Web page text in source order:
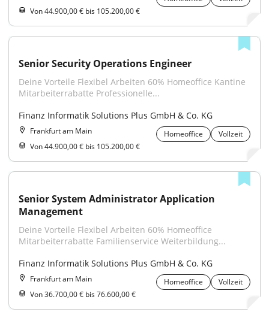
Von 44.900,00 € bis 105.200,00 €
Senior Security Operations Engineer
Deine Vorteile Flexibel Arbeiten 60% Homeoffice Kantine
Mitarbeiterrabatte Professionelle...
Finanz Informatik Solutions Plus GmbH & Co. KG
Frankfurt am Main Homeoffice
Vollzeit
Von 44.900,00 € bis 105.200,00 €
Senior System Administrator Application
Management
Deine Vorteile Flexibel Arbeiten 60% Homeoffice
Mitarbeiterrabatte Familienservice Weiterbildung...
Finanz Informatik Solutions Plus GmbH & Co. KG
Frankfurt am Main Homeoffice
Vollzeit
Von 36.700,00 € bis 76.600,00 €